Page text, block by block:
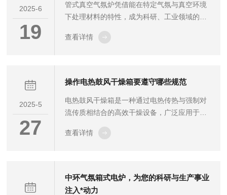
和保温材料都有特定的耐受范围，超温或过快
升温会加速加热元件老化，导致电阻丝断裂，
严格参照设备说明书，合理设置温度和升温
2025-6
19
管式真空气氛炉凭借能在特定气氛与真空环境
下处理材料的特性，成为科研、工业领域的常
全、高效开展实验的前提，以下要点值得重点
确认炉管、密封件、真空管路、气路管道无破
中，确保样品干燥且未与炉管材质发生反应，
再将其平稳放入炉管内合适位置。同时，根据
护气，氢气等还原气)，并检查气瓶压力、...
查看详情
2025-5
27
操作电热鼓风干燥箱要遵守哪些规范
电热鼓风干燥箱是一种通过电热传热与强制对
流传质相结合的高效干燥设备，广泛应用于化
热鼓风干燥箱的工作原理和使用细节及操作规
热，产生热量。2.风扇系统：电热鼓风干燥箱
内部装有一个风扇，通过风扇带动空气流动，
查看详情
中环气氛箱式电炉，为您的科研与生产事业
注入*动力